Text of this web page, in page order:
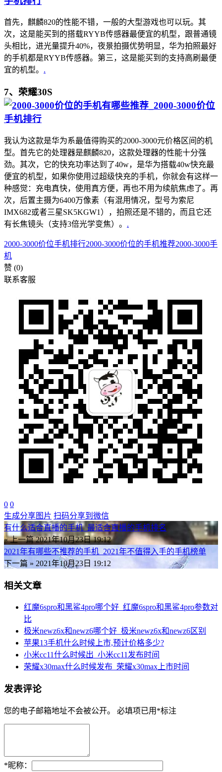
首先，麒麟820的性能不错，一般的大型游戏也可以玩。其
次，这是能买到的搭载RYYB传感器最便宜的机型，跟普通镜
头相比，进光量提升40%，夜景拍摄优势明显，华为拍照最好
的手机都是RYYB传感器。第三，这是能买到的支持高刷最便
宜的机型。 .
7、荣耀30S
我认为这款是华为系最值得购买的2000-3000元价格区间的机
型。首先它的处理器是麒麟820，这款处理器的性能十分强
劲。其次，它的快充功率达到了40w，是华为搭载40w快充最
便宜的机型，如果你使用过超级快充的手机，你就会有这样一
种感觉：充电真快，使用真方便，再也不用为续航焦虑了。再
次，后置主摄为6400万像素（有混用情况，型号为索尼
IMX682或者三星SK5KGW1），拍照还是不错的，而且它还
有长焦镜头（支持3倍光学变焦）。 .
2000-3000价位手机排行2000-3000价位的手机推荐2000-3000手
机
赞 (0)
联系客服
0 0
生成分享图片 扫码分享到微信
有什么适合直播的手机_最适合直播的手机排名
« 上一篇 2021年10月23日 19:12
2021年有哪些不推荐的手机_2021年不值得入手的手机榜单
下一篇 » 2021年10月23日 19:12
相关文章
红魔6spro和黑鲨4pro哪个好_红魔6spro和黑鲨4pro参数对
比
极米newz6x和newz6哪个好_极米newz6x和newz6区别
苹果13手机什么时候上市,预计价格多少?
小米cc11什么时候出_小米cc11发布时间
荣耀x30max什么时候发布_荣耀x30max上市时间
发表评论
您的电子邮箱地址不会被公开。 必填项已用 *标注
*昵称：